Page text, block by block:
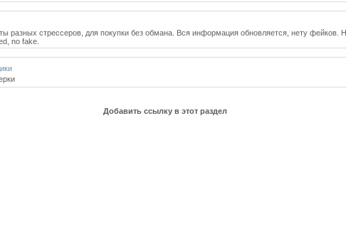
стрессеров, для покупки без обмана. Вся информация обновляется, нету фейков.
no fake.
Добавить ссылку в этот раздел